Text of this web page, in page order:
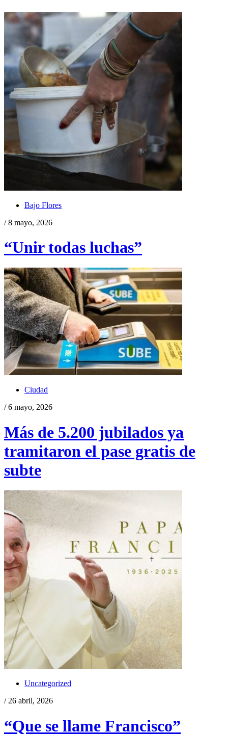
Bajo Flores
/ 8 mayo, 2026
“Unir todas luchas”
Ciudad
/ 6 mayo, 2026
Más de 5.200 jubilados ya
tramitaron el pase gratis de
subte
Uncategorized
/ 26 abril, 2026
“Que se llame Francisco”